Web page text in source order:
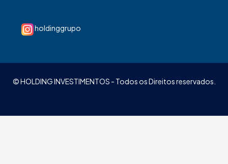
holdinggrupo
© HOLDING INVESTIMENTOS - Todos os Direitos reservados.